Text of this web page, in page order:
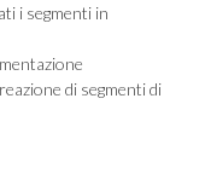
i segmenti in
di segmenti di